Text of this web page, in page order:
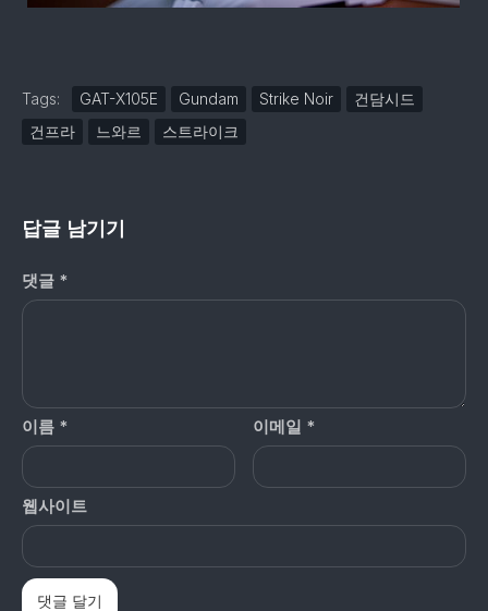
Tags: GAT-X105E Gundam Strike Noir
건담시드
건프라
느와르 스트라이크
답글 남기기
댓글 *
이름 * 이메일 *
웹사이트